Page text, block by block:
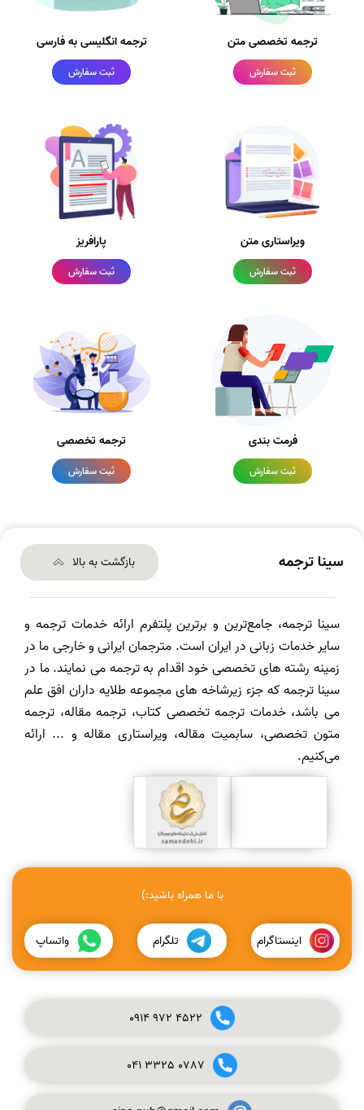
ترجمه تخصصی متن
ثبت سفارش
ترجمه انگلیسی به فارسی
ثبت سفارش
ویراستاری متن
ثبت سفارش
پارافریز
ثبت سفارش
فرمت بندی
ثبت سفارش
ترجمه تخصصی
ثبت سفارش
سینا ترجمه بازگشت به بالا
سینا ترجمه، جامع‌ترین و برترین پلتفرم ارائه خدمات ترجمه و
سایر خدمات زبانی در ایران است. مترجمان ایرانی و خارجی ما در
زمینه رشته های تخصصی خود اقدام به ترجمه می نمایند. ما در
سینا ترجمه که جزء زیرشاخه های مجموعه طلایه داران افق علم
می باشد، خدمات ترجمه تخصصی کتاب، ترجمه مقاله، ترجمه
متون تخصصی، سابمیت مقاله، ویراستاری مقاله و ... ارائه
می‌کنیم.
با ما همراه باشید:)
اینستاگرام تلگرام واتساپ
0914972 4522
041 3325 0787